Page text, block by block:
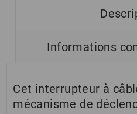
Informations
Cet interrupteur à
mécanisme de